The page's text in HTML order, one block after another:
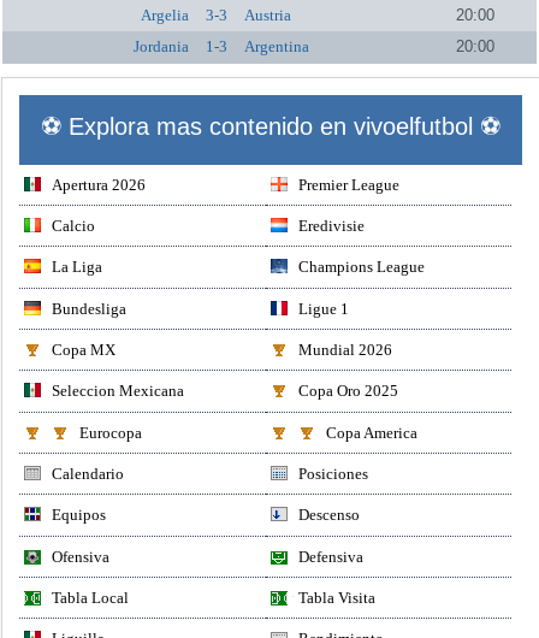
Argelia
3-3 Austria
20:00
Jordania
1-3 Argentina 20:00
⚽ Explora mas contenido en vivoelfutbol ⚽
Apertura 2026 Premier League
Calcio Eredivisie
La Liga Champions League
Bundesliga Ligue 1
Copa MX Mundial 2026
Seleccion Mexicana Copa Oro 2025
Eurocopa Copa America
Calendario Posiciones
Equipos Descenso
Ofensiva Defensiva
Tabla Local Tabla Visita